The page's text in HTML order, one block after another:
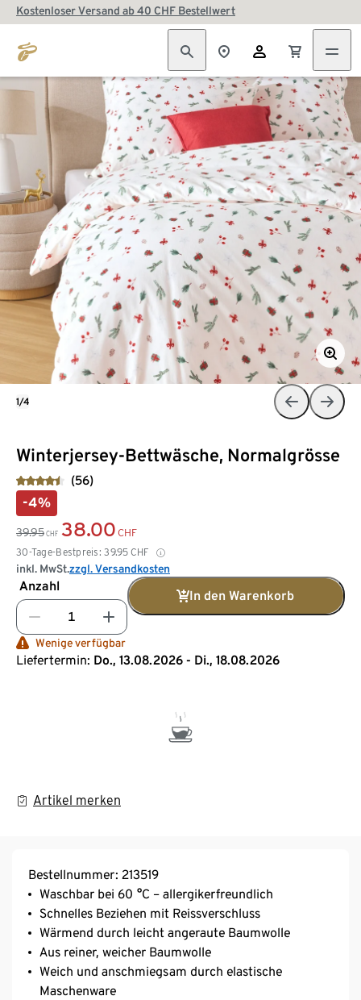
Kostenloser Versand ab 40 CHF Bestellwert
Winterjersey-Bettwäsche, Normalgrösse
(56)
-4%
39.95 CHF 38.00 CHF
30-Tage-Bestpreis: 39.95 CHF
inkl. MwSt.zzgl. Versandkosten
Anzahl
In den Warenkorb
Wenige verfügbar
Liefertermin: Do., 13.08.2026 - Di., 18.08.2026
Artikel merken
1/4
Bestellnummer: 213519
Waschbar bei 60 °C – allergikerfreundlich
Schnelles Beziehen mit Reissverschluss
Wärmend durch leicht angeraute Baumwolle
Aus reiner, weicher Baumwolle
Weich und anschmiegsam durch elastische
Maschenware